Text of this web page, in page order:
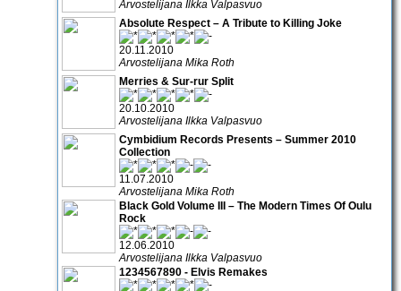
Arvostelijana Ilkka Valpasvuo
Absolute Respect – A Tribute to Killing Joke
20.11.2010
Arvostelijana Mika Roth
Merries & Sur-rur Split
20.10.2010
Arvostelijana Ilkka Valpasvuo
Cymbidium Records Presents – Summer 2010
Collection
11.07.2010
Arvostelijana Mika Roth
Black Gold Volume III – The Modern Times Of Oulu
Rock
12.06.2010
Arvostelijana Ilkka Valpasvuo
1234567890 - Elvis Remakes